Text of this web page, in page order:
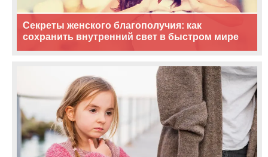
Секреты женского благополучия: как
сохранить внутренний свет в быстром мире